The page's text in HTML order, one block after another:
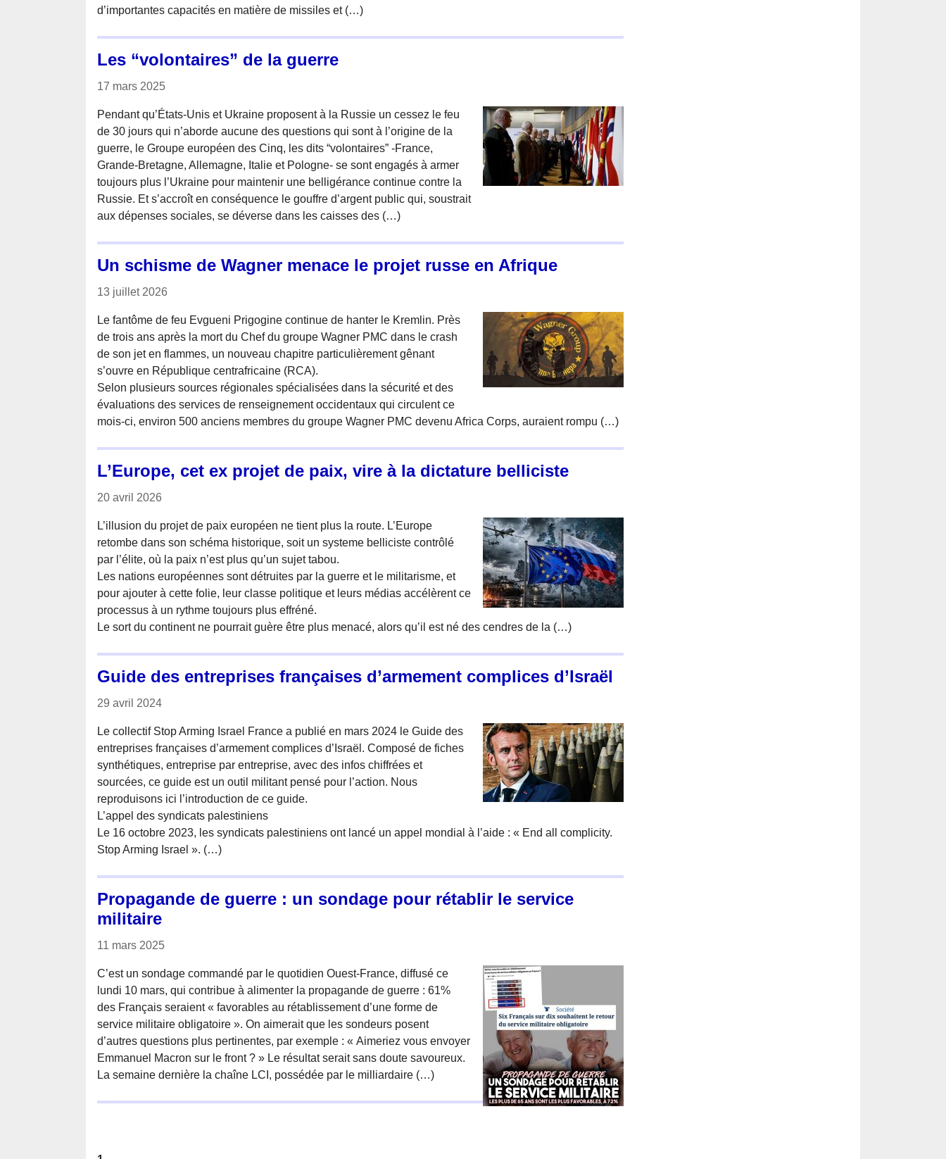
d’importantes capacités en matière de missiles et (…)
Les “volontaires” de la guerre
17 mars 2025
Pendant qu’États-Unis et Ukraine proposent à la Russie un cessez le feu
de 30 jours qui n’aborde aucune des questions qui sont à l’origine de la
guerre, le Groupe européen des Cinq, les dits “volontaires” -France,
Grande-Bretagne, Allemagne, Italie et Pologne- se sont engagés à armer
toujours plus l’Ukraine pour maintenir une belligérance continue contre la
Russie. Et s’accroît en conséquence le gouffre d’argent public qui, soustrait
aux dépenses sociales, se déverse dans les caisses des (…)
Un schisme de Wagner menace le projet russe en Afrique
13 juillet 2026
Le fantôme de feu Evgueni Prigogine continue de hanter le Kremlin. Près
de trois ans après la mort du Chef du groupe Wagner PMC dans le crash
de son jet en flammes, un nouveau chapitre particulièrement gênant
s’ouvre en République centrafricaine (RCA).
Selon plusieurs sources régionales spécialisées dans la sécurité et des
évaluations des services de renseignement occidentaux qui circulent ce
mois-ci, environ 500 anciens membres du groupe Wagner PMC devenu Africa Corps, auraient rompu (…)
L’Europe, cet ex projet de paix, vire à la dictature belliciste
20 avril 2026
L’illusion du projet de paix européen ne tient plus la route. L’Europe
retombe dans son schéma historique, soit un systeme belliciste contrôlé
par l’élite, où la paix n’est plus qu’un sujet tabou.
Les nations européennes sont détruites par la guerre et le militarisme, et
pour ajouter à cette folie, leur classe politique et leurs médias accélèrent ce
processus à un rythme toujours plus effréné.
Le sort du continent ne pourrait guère être plus menacé, alors qu’il est né des cendres de la (…)
Guide des entreprises françaises d’armement complices d’Israël
29 avril 2024
Le collectif Stop Arming Israel France a publié en mars 2024 le Guide des
entreprises françaises d’armement complices d’Israël. Composé de fiches
synthétiques, entreprise par entreprise, avec des infos chiffrées et
sourcées, ce guide est un outil militant pensé pour l’action. Nous
reproduisons ici l’introduction de ce guide.
L’appel des syndicats palestiniens
Le 16 octobre 2023, les syndicats palestiniens ont lancé un appel mondial à l’aide : « End all complicity.
Stop Arming Israel ». (…)
Propagande de guerre : un sondage pour rétablir le service
militaire
11 mars 2025
C’est un sondage commandé par le quotidien Ouest-France, diffusé ce
lundi 10 mars, qui contribue à alimenter la propagande de guerre : 61%
des Français seraient « favorables au rétablissement d’une forme de
service militaire obligatoire ». On aimerait que les sondeurs posent
d’autres questions plus pertinentes, par exemple : « Aimeriez vous envoyer
Emmanuel Macron sur le front ? » Le résultat serait sans doute savoureux.
La semaine dernière la chaîne LCI, possédée par le milliardaire (…)